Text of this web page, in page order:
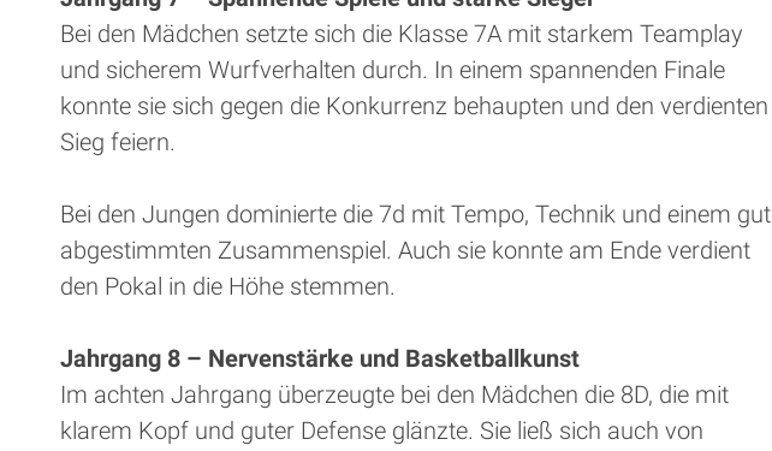
Bei den Mädchen setzte sich die Klasse 7A mit starkem Teamplay
und sicherem Wurfverhalten durch. In einem spannenden Finale
konnte sie sich gegen die Konkurrenz behaupten und den verdienten
Sieg feiern.
Bei den Jungen dominierte die 7d mit Tempo, Technik und einem gut
abgestimmten Zusammenspiel. Auch sie konnte am Ende verdient
den Pokal in die Höhe stemmen.
Jahrgang 8 – Nervenstärke und Basketballkunst
Im achten Jahrgang überzeugte bei den Mädchen die 8D, die mit
klarem Kopf und guter Defense glänzte. Sie ließ sich auch von